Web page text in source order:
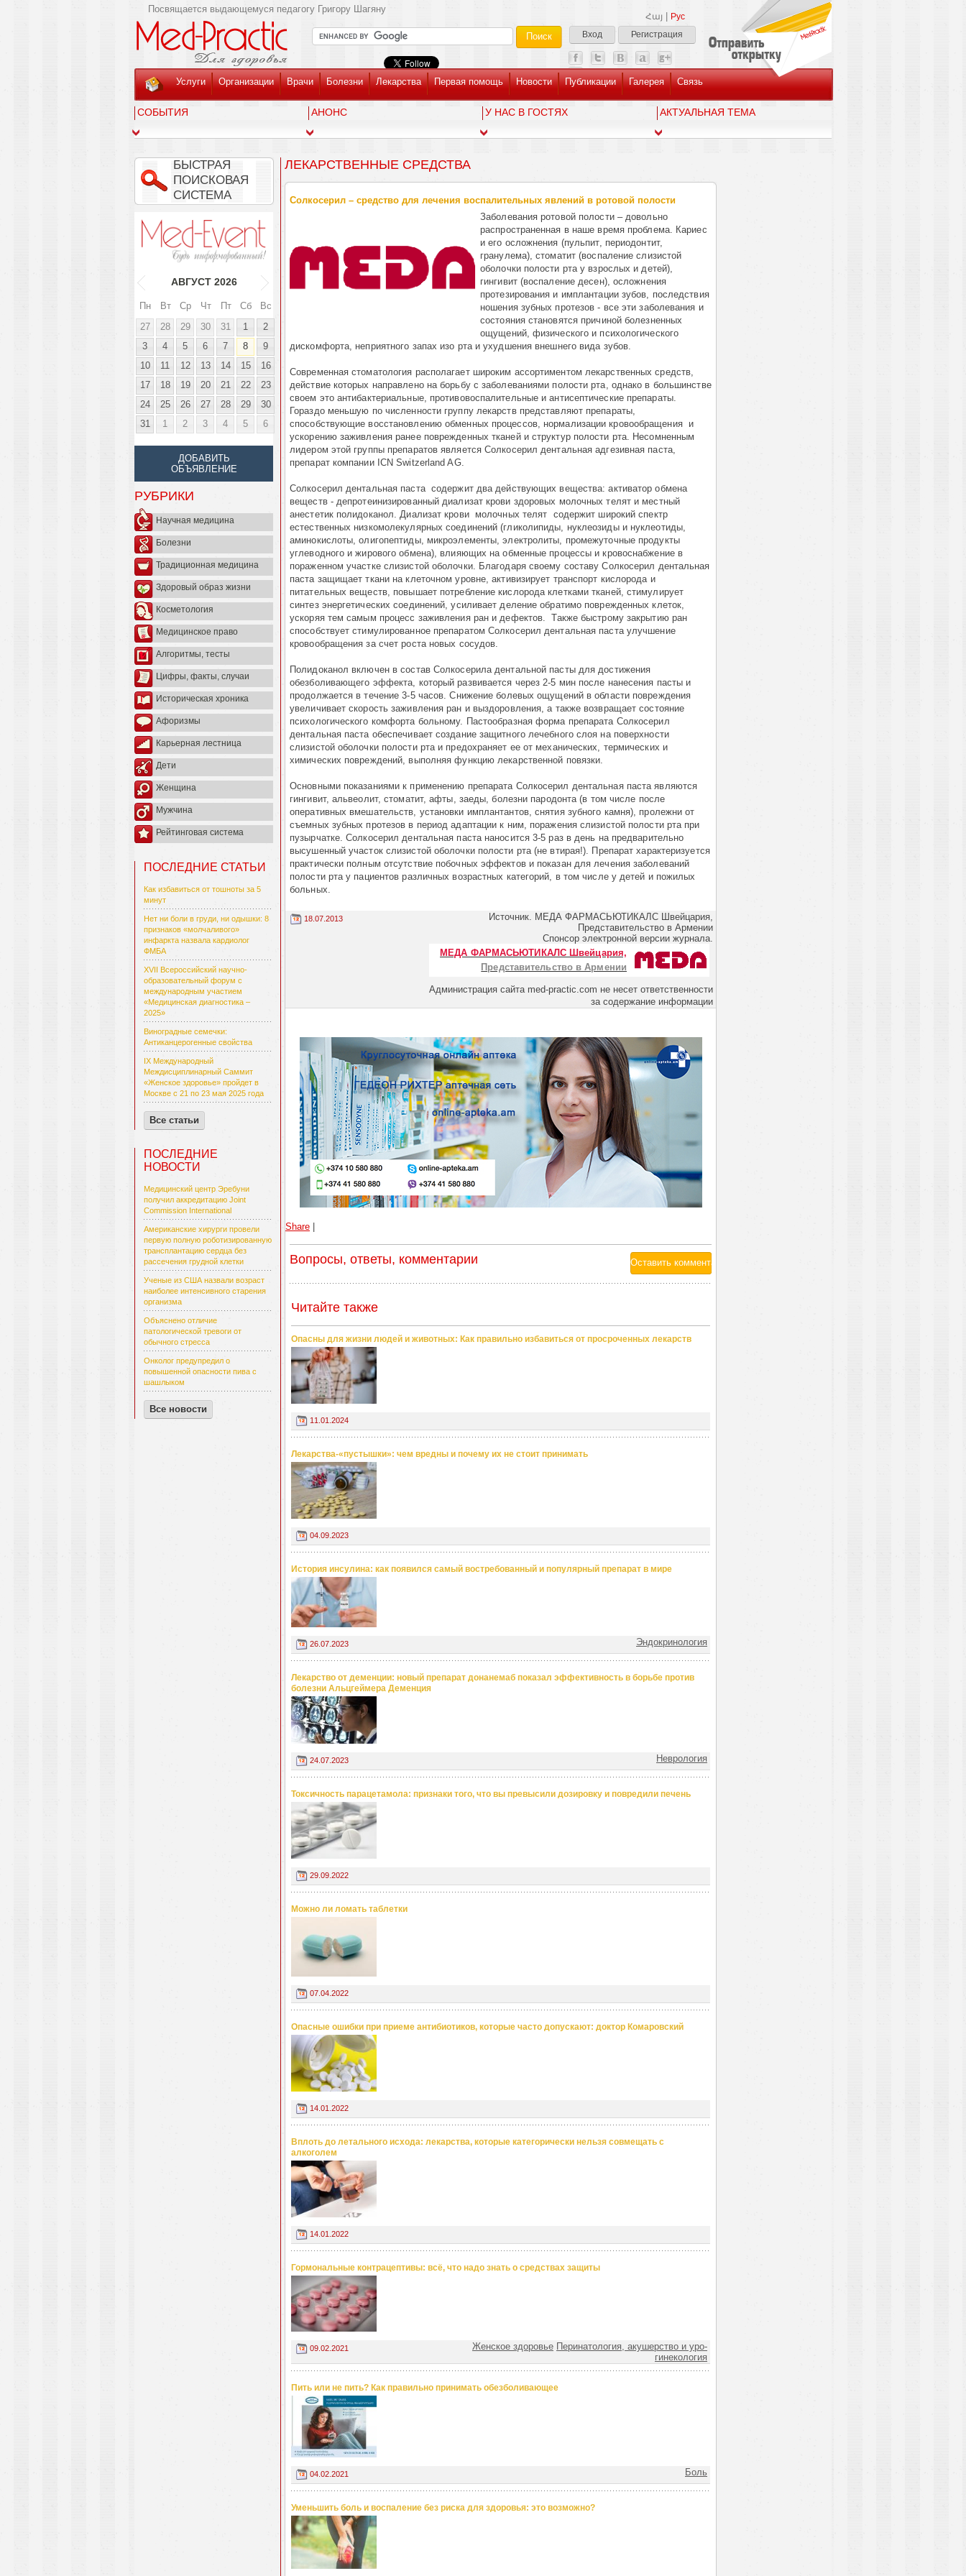
Հայ
Рус
Вход
Регистрация
Посвящается выдающемуся педагогу Григору Шагяну
Услуги Организации Врачи Болезни Лекарства Первая помощь Новости Публикации Галерея Связь
СОБЫТИЯ АНОНС У НАС В ГОСТЯХ AКТУАЛЬНАЯ ТЕМА
БЫСТРАЯ
ПОИСКОВАЯ
СИСТЕМА
АВГУСТ 2026
Пн Вт Ср Чт Пт Сб
Вс
27
28 29 30 31 1
2
3
4 5 6 7 8
9
10
11 12 13 14 15
16
17
18 19 20 21 22
23
24
25 26 27 28 29
30
31
1 2 3 4 5 6
ДОБАВИТЬ
ОБЪЯВЛЕНИЕ
РУБРИКИ
Научная медицина
Болезни
Традиционная медицина
Здоровый образ жизни
Косметология
Медицинское право
Алгоритмы, тесты
Цифры, факты, случаи
Историческая хроника
Афоризмы
Карьерная лестница
Дети
Женщина
Мужчина
Рейтинговая система
ПОСЛЕДНИЕ СТАТЬИ
Как избавиться от тошноты за 5
минут
Нет ни боли в груди, ни одышки: 8
признаков «молчаливого»
инфаркта назвала кардиолог
ФМБА
XVII Всероссийский научно-
образовательный форум с
международным участием
«Медицинская диагностика –
2025»
Виноградные семечки:
Антиканцерогенные свойства
IX Международный
Междисциплинарный Саммит
«Женское здоровье» пройдет в
Москве с 21 по 23 мая 2025 года
Все статьи
ПОСЛЕДНИЕ
НОВОСТИ
Медицинский центр Эребуни
получил аккредитацию Joint
Commission International
Американские хирурги провели
первую полную роботизированную
трансплантацию сердца без
рассечения грудной клетки
Ученые из США назвали возраст
наиболее интенсивного старения
организма
Объяснено отличие
патологической тревоги от
обычного стресса
Онколог предупредил о
повышенной опасности пива с
шашлыком
Все новости
ЛЕКАРСТВЕННЫЕ СРЕДСТВА
Солкосерил – средство для лечения воспалительных явлений в ротовой полости
Заболевания ротовой полости – довольно
распространенная в наше время проблема. Кариес
и его осложнения (пульпит, периодонтит,
гранулема), стоматит (воспаление слизистой
оболочки полости рта у взрослых и детей),
гингивит (воспаление десен), осложнения
протезирования и имплантации зубов, последствия
ношения зубных протезов - все эти заболевания и
состояния становятся причиной болезненных
ощущений, физического и психологического
дискомфорта, неприятного запах изо рта и ухудшения внешнего вида зубов.
Современная стоматология располагает широким ассортиментом лекарственных средств,
действие которых направлено на борьбу с заболеваниями полости рта, однако в большинстве
своем это антибактериальные, противовоспалительные и антисептические препараты.
Гораздо меньшую по численности группу лекарств представляют препараты,
способствующие восстановлению обменных процессов, нормализации кровообращения и
ускорению заживления ранее поврежденных тканей и структур полости рта. Несомненным
лидером этой группы препаратов является Солкосерил дентальная адгезивная паста,
препарат компании ICN Switzerland AG.
Солкосерил дентальная паста содержит два действующих вещества: активатор обмена
веществ - депротеинизированный диализат крови здоровых молочных телят и местный
анестетик полидоканол. Диализат крови молочных телят содержит широкий спектр
естественных низкомолекулярных соединений (гликолипиды, нуклеозиды и нуклеотиды,
аминокислоты, олигопептиды, микроэлементы, электролиты, промежуточные продукты
углеводного и жирового обмена), влияющих на обменные процессы и кровоснабжение в
пораженном участке слизистой оболочки. Благодаря своему составу Солкосерил дентальная
паста защищает ткани на клеточном уровне, активизирует транспорт кислорода и
питательных веществ, повышает потребление кислорода клетками тканей, стимулирует
синтез энергетических соединений, усиливает деление обратимо поврежденных клеток,
ускоряя тем самым процесс заживления ран и дефектов. Также быстрому закрытию ран
способствует стимулированное препаратом Солкосерил дентальная паста улучшение
кровообращения за счет роста новых сосудов.
Полидоканол включен в состав Солкосерила дентальной пасты для достижения
обезболивающего эффекта, который развивается через 2-5 мин после нанесения пасты и
продолжается в течение 3-5 часов. Снижение болевых ощущений в области повреждения
увеличивает скорость заживления ран и выздоровления, а также возвращает состояние
психологического комфорта больному. Пастообразная форма препарата Солкосерил
дентальная паста обеспечивает создание защитного лечебного слоя на поверхности
слизистой оболочки полости рта и предохраняет ее от механических, термических и
химических повреждений, выполняя функцию лекарственной повязки.
Основными показаниями к применению препарата Солкосерил дентальная паста являются
гингивит, альвеолит, стоматит, афты, заеды, болезни пародонта (в том числе после
оперативных вмешательств, установки имплантантов, снятия зубного камня), пролежни от
съемных зубных протезов в период адаптации к ним, поражения слизистой полости рта при
пузырчатке. Солкосерил дентальная паста наносится 3-5 раз в день на предварительно
высушенный участок слизистой оболочки полости рта (не втирая!). Препарат характеризуется
практически полным отсутствие побочных эффектов и показан для лечения заболеваний
полости рта у пациентов различных возрастных категорий, в том числе у детей и пожилых
больных.
18.07.2013
Источник. МЕДА ФАРМАСЬЮТИКАЛС Швейцария,
Представительство в Армении
Спонсор электронной версии журнала.
МЕДА ФАРМАСЬЮТИКАЛС Швейцария,
Представительство в Армении
Администрация сайта med-practic.com не несет ответственности
за содержание информации
Share
Вопросы, ответы, комментарии
Читайте также
Опасны для жизни людей и животных: Как правильно избавиться от просроченных лекарств
11.01.2024
Лекарства-«пустышки»: чем вредны и почему их не стоит принимать
04.09.2023
История инсулина: как появился самый востребованный и популярный препарат в мире
26.07.2023 Эндокринология
Лекарство от деменции: новый препарат донанемаб показал эффективность в борьбе против
болезни Альцгеймера Деменция
24.07.2023 Неврология
Токсичность парацетамола: признаки того, что вы превысили дозировку и повредили печень
29.09.2022
Можно ли ломать таблетки
07.04.2022
Опасные ошибки при приеме антибиотиков, которые часто допускают: доктор Комаровский
14.01.2022
Вплоть до летального исхода: лекарства, которые категорически нельзя совмещать с
алкоголем
14.01.2022
Гормональные контрацептивы: всё, что надо знать о средствах защиты
09.02.2021 Женское здоровье Перинатология, акушерство и уро-
гинекология
Пить или не пить? Как правильно принимать обезболивающее
04.02.2021 Боль
Уменьшить боль и воспаление без риска для здоровья: это возможно?